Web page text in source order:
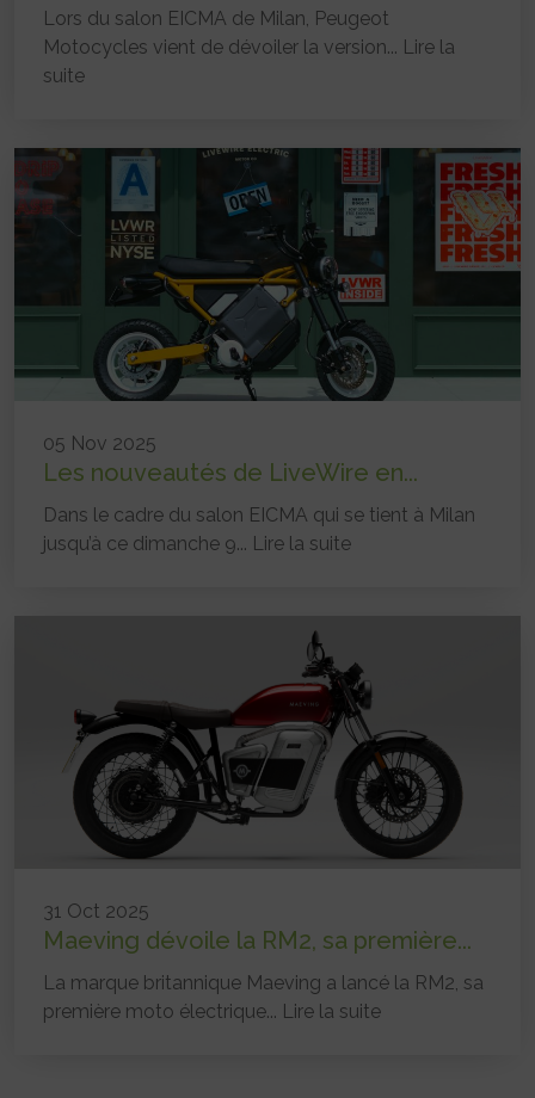
Lors du salon EICMA de Milan, Peugeot
Motocycles vient de dévoiler la version... Lire la
suite
05 Nov 2025
Les nouveautés de LiveWire en...
Dans le cadre du salon EICMA qui se tient à Milan
jusqu’à ce dimanche 9... Lire la suite
31 Oct 2025
Maeving dévoile la RM2, sa première...
La marque britannique Maeving a lancé la RM2, sa
première moto électrique... Lire la suite